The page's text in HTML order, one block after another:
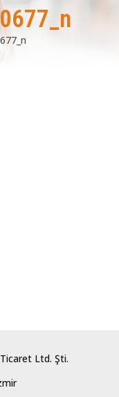
Ltd. Şti.